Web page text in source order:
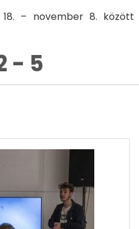
– november 8. között
- 5